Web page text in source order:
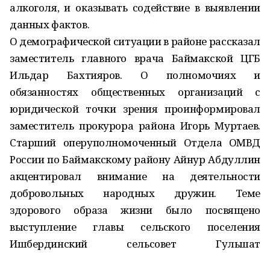
алкоголя, и оказывать содействие в выявлении
данных фактов.
О демографической ситуации в районе рассказал
заместитель главного врача Баймакской ЦГБ
Ильдар Бахтияров. О полномочиях и
обязанностях общественных организаций с
юридической точки зрения проинформировал
заместитель прокурора района Игорь Муртаев.
Старший оперуполномоченный Отдела ОМВД
России по Баймакскому району Айнур Абдуллин
акцентировал внимание на деятельности
добровольных народных дружин. Теме
здорового образа жизни было посвящено
выступление главы сельского поселения
Ишбердинский сельсовет Гульшат